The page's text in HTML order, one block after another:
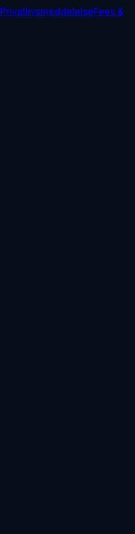
PrivatlivsmeddelelseFees &